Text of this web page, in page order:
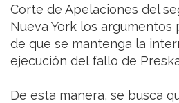
Corte de Apelaciones del
Nueva York los
de que se mantenga la
ejecución del fallo de
De esta manera, se busca